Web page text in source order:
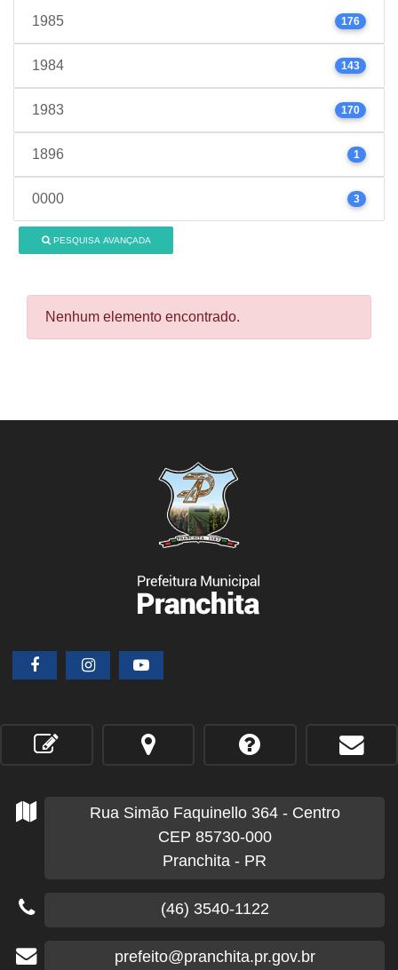
1985 176
1984 143
1983 170
1896 1
0000 3
PESQUISA AVANÇADA
Nenhum elemento encontrado.
Rua Simão Faquinello 364 - Centro
CEP 85730-000
Pranchita - PR
(46) 3540-1122
prefeito@pranchita.pr.gov.br